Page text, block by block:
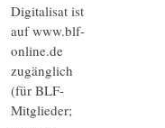
Digitalisat ist
auf www.blf-
online.de
zugänglich
(für BLF-
Mitglieder;